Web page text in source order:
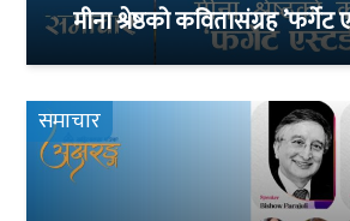
मीना श्रेष्ठको कवितासंग्रह ’फर्गेट
समाचार